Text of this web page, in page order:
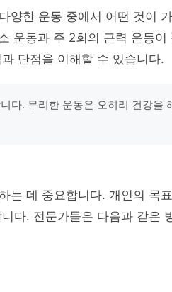
양한 운동 중에서 어떤 것이
운동과 주 2회의 근력 운동이
단점을 이해할 수 있습니다.
다. 무리한 운동은 오히려 건강을
는 데 중요합니다. 개인의 목
다. 전문가들은 다음과 같은